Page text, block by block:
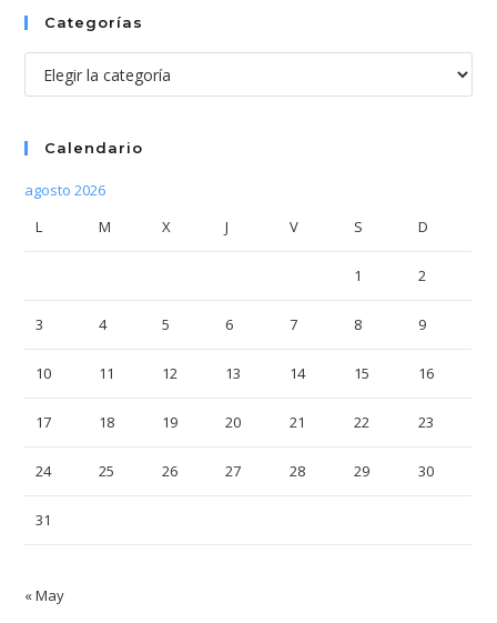
Categorías
Categorías
Calendario
agosto 2026
L
M X J V S D
1 2
3 4 5 6 7 8 9
10 11 12 13 14 15 16
17 18 19 20 21 22 23
24 25 26 27 28 29 30
31
« May